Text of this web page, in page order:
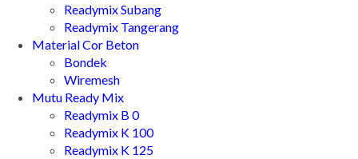
Readymix Subang
Readymix Tangerang
Material Cor Beton
Bondek
Wiremesh
Mutu Ready Mix
Readymix B 0
Readymix K 100
Readymix K 125